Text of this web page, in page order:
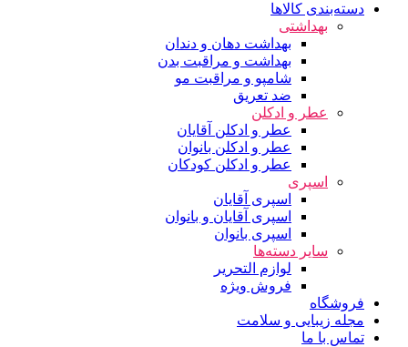
دسته‌بندی کالاها
بهداشتی
بهداشت دهان و دندان
بهداشت و مراقبت بدن
شامپو و مراقبت مو
ضد تعریق
عطر و ادکلن
عطر و ادکلن آقایان
عطر و ادکلن بانوان
عطر و ادکلن کودکان
اسپری
اسپری آقایان
اسپری آقایان و بانوان
اسپری بانوان
سایر دسته‌ها
لوازم التحریر
فروش ویژه
فروشگاه
مجله زیبایی و سلامت
تماس با ما